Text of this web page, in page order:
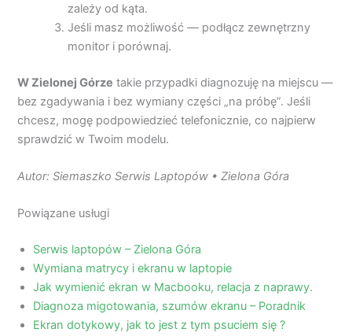
zależy od kąta.
Jeśli masz możliwość — podłącz zewnętrzny
monitor i porównaj.
W Zielonej Górze takie przypadki diagnozuję na miejscu —
bez zgadywania i bez wymiany części „na próbę”. Jeśli
chcesz, mogę podpowiedzieć telefonicznie, co najpierw
sprawdzić w Twoim modelu.
Autor: Siemaszko Serwis Laptopów • Zielona Góra
Powiązane usługi
Serwis laptopów – Zielona Góra
Wymiana matrycy i ekranu w laptopie
Jak wymienić ekran w Macbooku, relacja z naprawy.
Diagnoza migotowania, szumów ekranu – Poradnik
Ekran dotykowy, jak to jest z tym psuciem się ?